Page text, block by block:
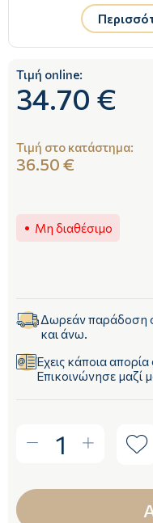
Τιμή online:
34.70 €
Τιμή στο κατάστημα:
36.50 €
Μη διαθέσιμο
Δωρεάν παράδοση
και άνω.
Έχεις κάποια
Επικοινώνησε μαζί
1